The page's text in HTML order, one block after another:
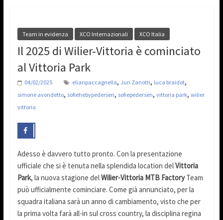
Team in evidenza XCO Internazionali XCO Italia
Il 2025 di Wilier-Vittoria è cominciato
al Vittoria Park
04/02/2025 elianpaccagnella, Juri Zanotti, luca braidot,
simone avondetto, sofiehebypedersen, sofiepedersen, vittoria park, wilier
vittoria
Adesso è davvero tutto pronto. Con la presentazione
ufficiale che si è tenuta nella splendida location delVittoria
Park, la nuova stagione delWilier-Vittoria MTB FactoryTeam
può ufficialmente cominciare. Come già annunciato, per la
squadra italiana sarà un anno di cambiamento, visto che per
la prima volta farà all-in sul cross country, la disciplina regina